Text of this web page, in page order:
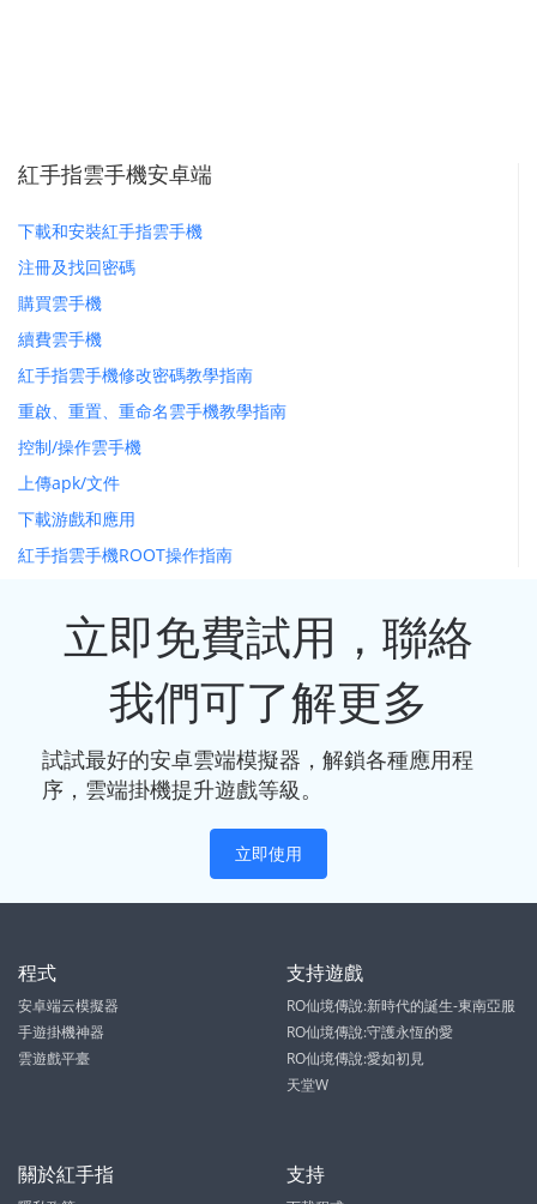
紅手指雲手機安卓端
下載和安裝紅手指雲手機
注冊及找回密碼
購買雲手機
續費雲手機
紅手指雲手機修改密碼教學指南
重啟、重置、重命名雲手機教學指南
控制/操作雲手機
上傳apk/文件
下載游戲和應用
紅手指雲手機ROOT操作指南
立即免費試用，聯絡
我們可了解更多
試試最好的安卓雲端模擬器，解鎖各種應用程
序，雲端掛機提升遊戲等級。
立即使用
程式
安卓端云模擬器
手遊掛機神器
雲遊戲平臺
支持遊戲
RO仙境傳說:新時代的誕生-東南亞服
RO仙境傳說:守護永恆的愛
RO仙境傳說:愛如初見
天堂W
關於紅手指 支持